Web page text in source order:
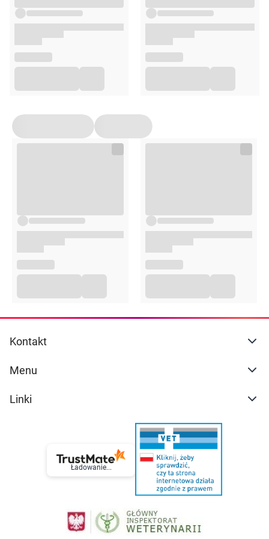
Kontakt
Menu
Linki
Ładowanie...